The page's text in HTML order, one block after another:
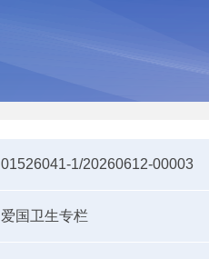
01526041-1/20260612-00003
爱国卫生专栏